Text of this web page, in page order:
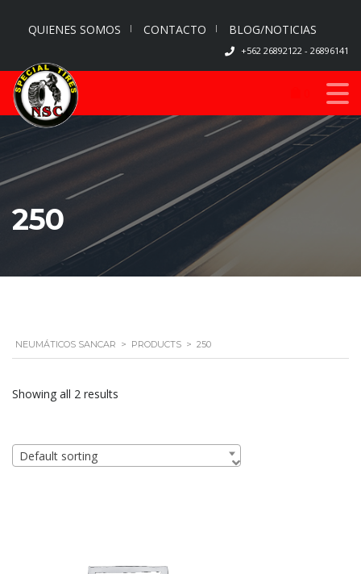
QUIENES SOMOS CONTACTO BLOG/NOTICIAS
+562 26892122 - 26896141
250
NEUMÁTICOS SANCAR > PRODUCTS > 250
Showing all 2 results
Default sorting